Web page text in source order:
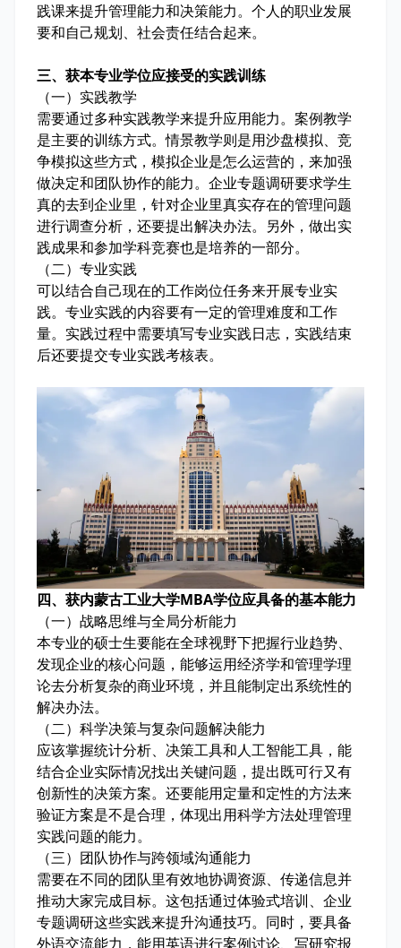
践课来提升管理能力和决策能力。个人的职业发展
要和自己规划、社会责任结合起来。
三、获本专业学位应接受的实践训练
（一）实践教学
需要通过多种实践教学来提升应用能力。案例教学
是主要的训练方式。情景教学则是用沙盘模拟、竞
争模拟这些方式，模拟企业是怎么运营的，来加强
做决定和团队协作的能力。企业专题调研要求学生
真的去到企业里，针对企业里真实存在的管理问题
进行调查分析，还要提出解决办法。另外，做出实
践成果和参加学科竞赛也是培养的一部分。
（二）专业实践
可以结合自己现在的工作岗位任务来开展专业实
践。专业实践的内容要有一定的管理难度和工作
量。实践过程中需要填写专业实践日志，实践结束
后还要提交专业实践考核表。
四、获内蒙古工业大学MBA学位应具备的基本能力
（一）战略思维与全局分析能力
本专业的硕士生要能在全球视野下把握行业趋势、
发现企业的核心问题，能够运用经济学和管理学理
论去分析复杂的商业环境，并且能制定出系统性的
解决办法。
（二）科学决策与复杂问题解决能力
应该掌握统计分析、决策工具和人工智能工具，能
结合企业实际情况找出关键问题，提出既可行又有
创新性的决策方案。还要能用定量和定性的方法来
验证方案是不是合理，体现出用科学方法处理管理
实践问题的能力。
（三）团队协作与跨领域沟通能力
需要在不同的团队里有效地协调资源、传递信息并
推动大家完成目标。这包括通过体验式培训、企业
专题调研这些实践来提升沟通技巧。同时，要具备
外语交流能力，能用英语进行案例讨论、写研究报